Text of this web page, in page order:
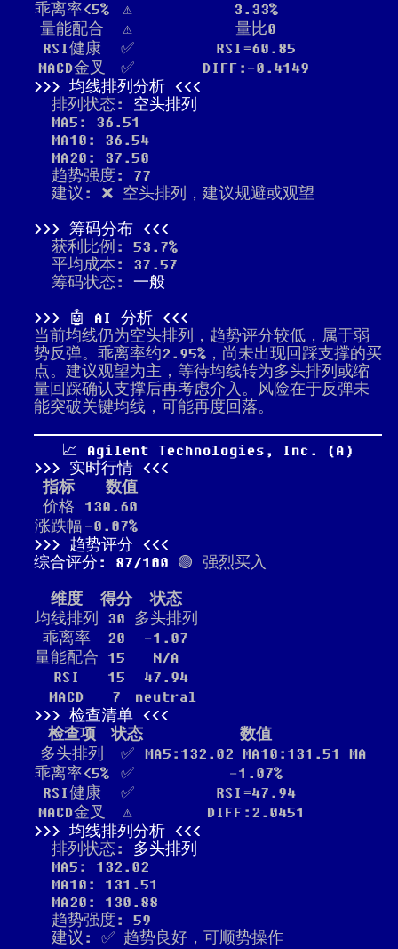
乖离率<5%
⚠️
3.33%
量能配合
⚠️
量比0
RSI健康
✅
RSI=60.85
MACD金叉
✅
DIFF:-0.4149
均线排列分析
排列状态: 空头排列
MA5: 36.51
MA10: 36.54
MA20: 37.50
趋势强度: 77
建议: ❌ 空头排列，建议规避或观望
筹码分布
获利比例: 53.7%
平均成本: 37.57
筹码状态: 一般
🤖 AI 分析
当前均线仍为空头排列，趋势评分较低，属于弱
势反弹。乖离率约2.95%，尚未出现回踩支撑的买
点。建议观望为主，等待均线转为多头排列或缩
量回踩确认支撑后再考虑介入。风险在于反弹未
能突破关键均线，可能再度回落。
📈 Agilent Technologies, Inc. (A)
实时行情
指标
数值
价格
130.60
涨跌幅 -0.07%
趋势评分
综合评分: 87/100 🟢 强烈买入
维度 得分
状态
均线排列
30 多头排列
乖离率
20
-1.07
量能配合 15
N/A
RSI
15
47.94
MACD
7
neutral
检查清单
检查项
状态
数值
多头排列
✅
MA5:132.02 MA10:131.51 MA
乖离率<5%
✅
-1.07%
RSI健康
✅
RSI=47.94
MACD金叉
⚠️
DIFF:2.0451
均线排列分析
排列状态: 多头排列
MA5: 132.02
MA10: 131.51
MA20: 130.88
趋势强度: 59
建议: ✅ 趋势良好，可顺势操作